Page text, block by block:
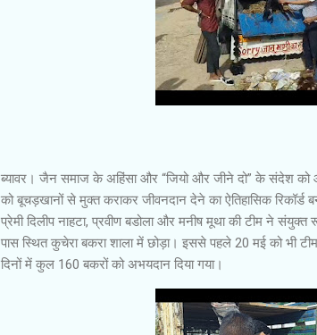
ब्यावर। जैन समाज के अहिंसा और “जियो और जीने दो” के संदेश को
को बूचड़खानों से मुक्त कराकर जीवनदान देने का ऐतिहासिक रिकॉर्ड
प्रेमी दिलीप नाहटा, प्रवीण बडोला और मनीष मूथा की टीम ने
पास स्थित कुचेरा बकरा शाला में छोड़ा। इससे पहले 20 मई को भी
दिनों में कुल 160 बकरों को अभयदान दिया गया।